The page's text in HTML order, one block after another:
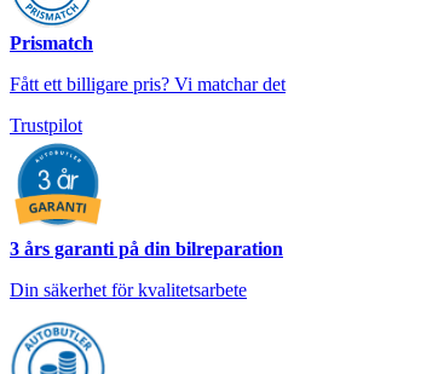
Prismatch
Fått ett billigare pris? Vi matchar det
Trustpilot
3 års garanti på din bilreparation
Din säkerhet för kvalitetsarbete